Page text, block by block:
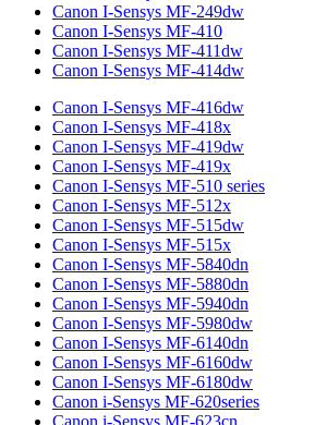
Canon I-Sensys MF-249dw
Canon I-Sensys MF-410
Canon I-Sensys MF-411dw
Canon I-Sensys MF-414dw
Canon I-Sensys MF-416dw
Canon I-Sensys MF-418x
Canon I-Sensys MF-419dw
Canon I-Sensys MF-419x
Canon I-Sensys MF-510 series
Canon I-Sensys MF-512x
Canon I-Sensys MF-515dw
Canon I-Sensys MF-515x
Canon I-Sensys MF-5840dn
Canon I-Sensys MF-5880dn
Canon I-Sensys MF-5940dn
Canon I-Sensys MF-5980dw
Canon I-Sensys MF-6140dn
Canon I-Sensys MF-6160dw
Canon I-Sensys MF-6180dw
Canon i-Sensys MF-620series